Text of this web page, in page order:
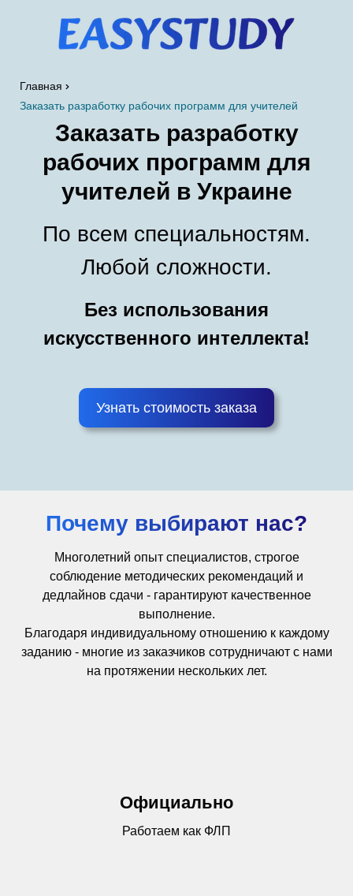
Заказать разработку
рабочих программ для
учителей в Украине
По всем специальностям.
Любой сложности.
Без использования
искусственного интеллекта!
Узнать стоимость заказа
Главная
Заказать разработку рабочих программ для учителей
Почему выбирают нас?
Многолетний опыт специалистов, строгое
соблюдение методических рекомендаций и
дедлайнов сдачи - гарантируют качественное
выполнение.
Благодаря индивидуальному отношению к каждому
заданию - многие из заказчиков сотрудничают с нами
на протяжении нескольких лет.
Официально
Работаем как ФЛП